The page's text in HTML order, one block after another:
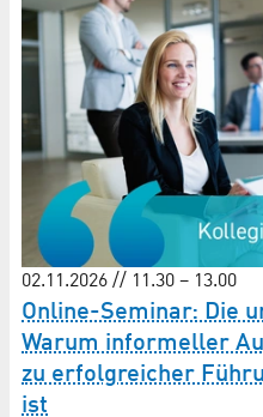
02.11.2026 // 11.30 – 13.00
Online-Seminar: Die
Warum informeller
zu erfolgreicher
ist